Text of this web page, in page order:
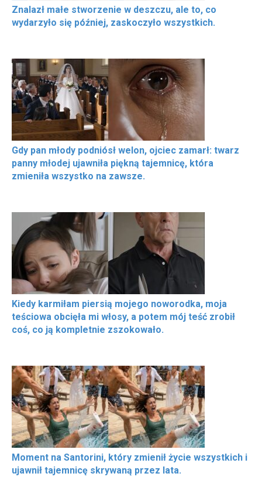
Znalazł małe stworzenie w deszczu, ale to, co
wydarzyło się później, zaskoczyło wszystkich.
Gdy pan młody podniósł welon, ojciec zamarł: twarz
panny młodej ujawniła piękną tajemnicę, która
zmieniła wszystko na zawsze.
Kiedy karmiłam piersią mojego noworodka, moja
teściowa obcięła mi włosy, a potem mój teść zrobił
coś, co ją kompletnie zszokowało.
Moment na Santorini, który zmienił życie wszystkich i
ujawnił tajemnicę skrywaną przez lata.